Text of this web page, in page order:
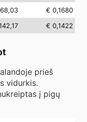
€ 0,1680
€ 0,1422
prieš
vidurkis.
į pigų